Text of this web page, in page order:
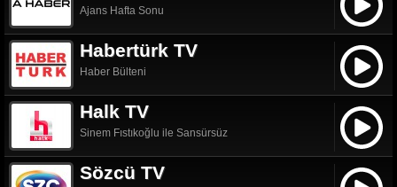
Ajans Hafta Sonu
Habertürk TV
Haber Bülteni
Halk TV
Sinem Fıstıkoğlu ile Sansürsüz
Sözcü TV